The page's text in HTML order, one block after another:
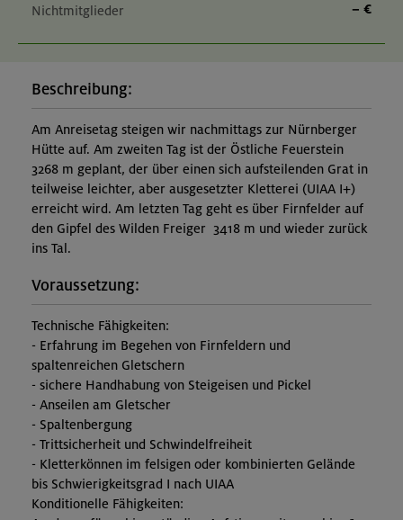
Nichtmitglieder – €
Beschreibung:
Am Anreisetag steigen wir nachmittags zur Nürnberger
Hütte auf. Am zweiten Tag ist der Östliche Feuerstein
3268 m geplant, der über einen sich aufsteilenden Grat in
teilweise leichter, aber ausgesetzter Kletterei (UIAA I+)
erreicht wird. Am letzten Tag geht es über Firnfelder auf
den Gipfel des Wilden Freiger 3418 m und wieder zurück
ins Tal.
Voraussetzung:
Technische Fähigkeiten:
- Erfahrung im Begehen von Firnfeldern und
spaltenreichen Gletschern
- sichere Handhabung von Steigeisen und Pickel
- Anseilen am Gletscher
- Spaltenbergung
- Trittsicherheit und Schwindelfreiheit
- Kletterkönnen im felsigen oder kombinierten Gelände
bis Schwierigkeitsgrad I nach UIAA
Konditionelle Fähigkeiten: